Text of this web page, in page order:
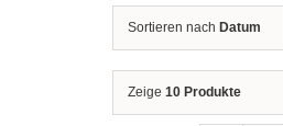
Sortieren nach Datum
Zeige 10 Produkte